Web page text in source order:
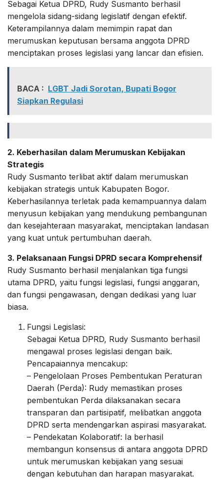
Sebagai Ketua DPRD, Rudy Susmanto berhasil
mengelola sidang-sidang legislatif dengan efektif.
Keterampilannya dalam memimpin rapat dan
merumuskan keputusan bersama anggota DPRD
menciptakan proses legislasi yang lancar dan efisien.
BACA : LGBT Jadi Sorotan, Bupati Bogor
Siapkan Regulasi
2. Keberhasilan dalam Merumuskan Kebijakan
Strategis
Rudy Susmanto terlibat aktif dalam merumuskan
kebijakan strategis untuk Kabupaten Bogor.
Keberhasilannya terletak pada kemampuannya dalam
menyusun kebijakan yang mendukung pembangunan
dan kesejahteraan masyarakat, menciptakan landasan
yang kuat untuk pertumbuhan daerah.
3. Pelaksanaan Fungsi DPRD secara Komprehensif
Rudy Susmanto berhasil menjalankan tiga fungsi
utama DPRD, yaitu fungsi legislasi, fungsi anggaran,
dan fungsi pengawasan, dengan dedikasi yang luar
biasa.
Fungsi Legislasi:
Sebagai Ketua DPRD, Rudy Susmanto berhasil
mengawal proses legislasi dengan baik.
Pencapaiannya mencakup:
– Pengelolaan Proses Pembentukan Peraturan
Daerah (Perda): Rudy memastikan proses
pembentukan Perda dilaksanakan secara
transparan dan partisipatif, melibatkan anggota
DPRD serta mendengarkan aspirasi masyarakat.
– Pendekatan Kolaboratif: Ia berhasil
membangun konsensus di antara anggota DPRD
untuk merumuskan kebijakan yang sesuai
dengan kebutuhan dan harapan masyarakat.